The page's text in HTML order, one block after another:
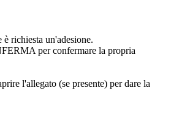
richiesta un'adesione.
per confermare la propria
l'allegato (se presente) per dare la